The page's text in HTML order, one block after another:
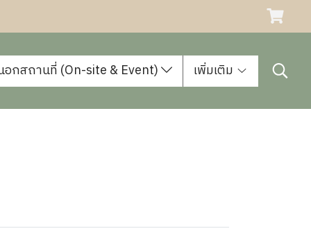
กสถานที่ (On-site & Event) เพิ่มเติม